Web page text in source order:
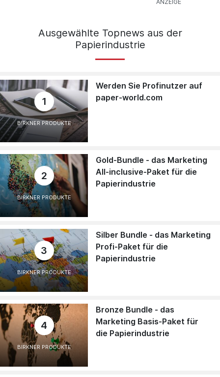
Ausgewählte Topnews aus der
Papierindustrie
1
BIRKNER PRODUKTE
Werden Sie Profinutzer auf
paper-world.com
2
BIRKNER PRODUKTE
Gold-Bundle - das Marketing
All-inclusive-Paket für die
Papierindustrie
3
BIRKNER PRODUKTE
Silber Bundle - das Marketing
Profi-Paket für die
Papierindustrie
4
BIRKNER PRODUKTE
Bronze Bundle - das
Marketing Basis-Paket für
die Papierindustrie